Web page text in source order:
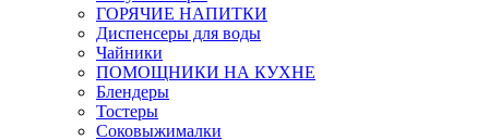
ГОРЯЧИЕ НАПИТКИ
Диспенсеры для воды
Чайники
ПОМОЩНИКИ НА КУХНЕ
Блендеры
Тостеры
Соковыжималки